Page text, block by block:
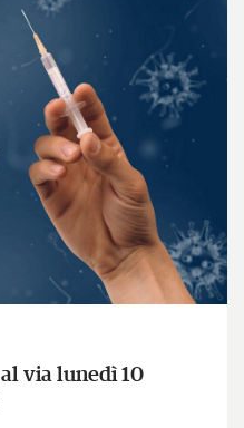
al via lunedì 10